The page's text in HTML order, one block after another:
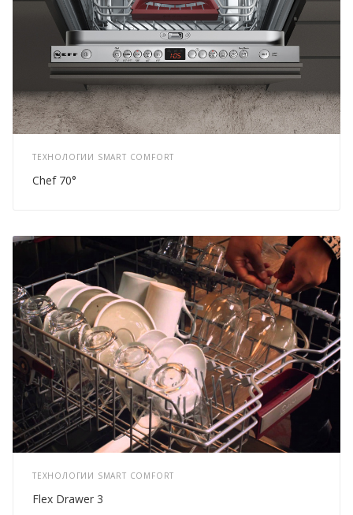
ТЕХНОЛОГИИ SMART COMFORT
Chef 70°
ТЕХНОЛОГИИ SMART COMFORT
Flex Drawer 3